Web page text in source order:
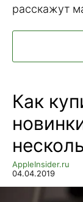
расскажут
Как
AppleInsider.ru
04.04.2019